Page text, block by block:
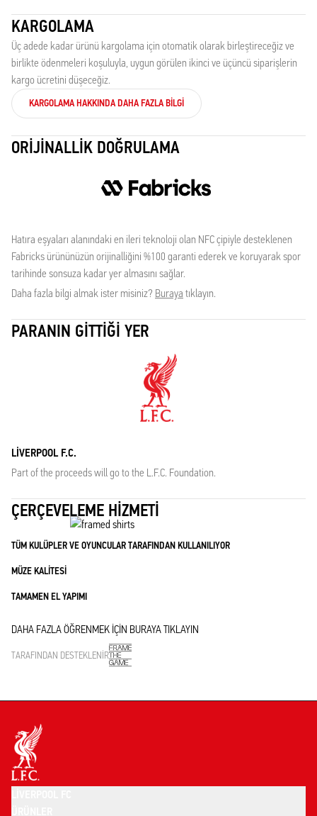
KARGOLAMA
Üç adede kadar ürünü kargolama için otomatik olarak birleştireceğiz ve
birlikte ödenmeleri koşuluyla, uygun görülen ikinci ve üçüncü siparişlerin
kargo ücretini düşeceğiz.
KARGOLAMA HAKKINDA DAHA FAZLA BILGI
ORIJINALLIK DOĞRULAMA
Hatıra eşyaları alanındaki en ileri teknoloji olan NFC çipiyle desteklenen
Fabricks ürününüzün orijinalliğini %100 garanti ederek ve koruyarak spor
tarihinde sonsuza kadar yer almasını sağlar.
Daha fazla bilgi almak ister misiniz? Buraya tıklayın.
PARANIN GITTIĞI YER
LIVERPOOL F.C.
Part of the proceeds will go to the L.F.C. Foundation.
ÇERÇEVELEME HIZMETI
TÜM KULÜPLER VE OYUNCULAR TARAFINDAN KULLANILIYOR
MÜZE KALITESI
TAMAMEN EL YAPIMI
DAHA FAZLA ÖĞRENMEK IÇIN BURAYA TIKLAYIN
TARAFINDAN DESTEKLENIR